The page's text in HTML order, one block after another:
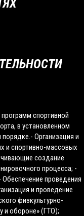
спортивной
в установленном
Организация и
и спортивно-массовых
создание
процесса; -
Обеспечение проведения
и проведение
физкультурно-
и обороне» (ГТО);